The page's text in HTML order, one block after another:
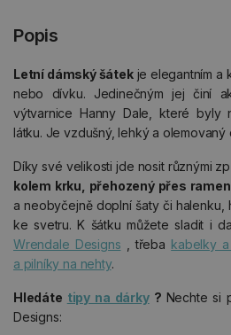
Popis
Letní dámský šátekje elegantním a
nebo dívku. Jedinečným jej činí
výtvarnice Hanny Dale, které byly
látku. Je vzdušný, lehký a olemovaný
Díky své velikosti jde nosit různými
kolem krku, přehozený přes
a neobyčejně doplní šaty či
ke svetru. K šátku můžete sladit i
Wrendale Designs , třeba kabelky
a pilníky na nehty.
Hledáte tipy na dárky? Nechte si
Designs: